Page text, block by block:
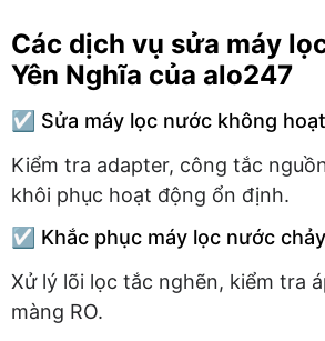
Các dịch vụ sửa máy
Yên Nghĩa của alo247
☑️ Sửa máy lọc nước không
Kiểm tra adapter, công tắc
khôi phục hoạt động ổn định.
☑️ Khắc phục máy lọc nước
Xử lý lõi lọc tắc nghẽn, kiểm tra
màng RO.